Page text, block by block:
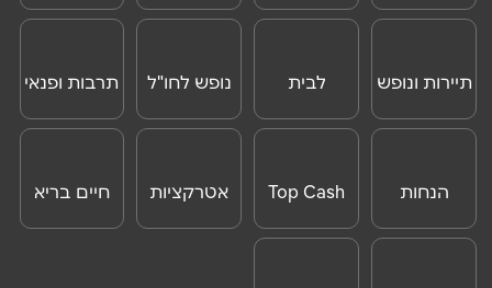
אנא חזרו אלי בקשר ל...
שליחה
לנוסעים
נסיעות לחו"ל
תיירות ונופש
לבית
ONLINE
נופש לחו"ל תרבות ופנאי
הנחות
לאטרקציות
Top Cash אטרקציות חיים בריא